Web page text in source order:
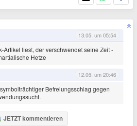
13.05. um 05:54
Artikel liest, der verschwendet seine Zeit -
Hetze
12.05. um 20:46
Befreiungsschlag gegen
JETZT kommentieren